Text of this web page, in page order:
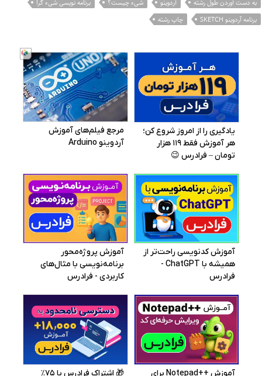
به دست آوردن طول رشته آردوینو شیء چیست؟
برنامه نویسی شیء گرا
برنامه آردوینو SKETCH
چاپ رشته